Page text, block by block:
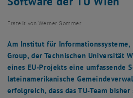
Erstellt von Werner Sommer
Am Institut für Informationssysteme,
Group, der Technischen Universität
eines EU-Projekts eine umfassende
lateinamerikanische
erfolgreich, dass das TU-Team